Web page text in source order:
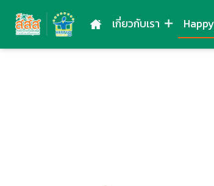
เกี่ยวกับเรา